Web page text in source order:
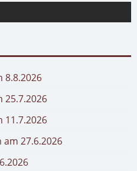
8.8.2026
25.7.2026
11.7.2026
27.6.2026